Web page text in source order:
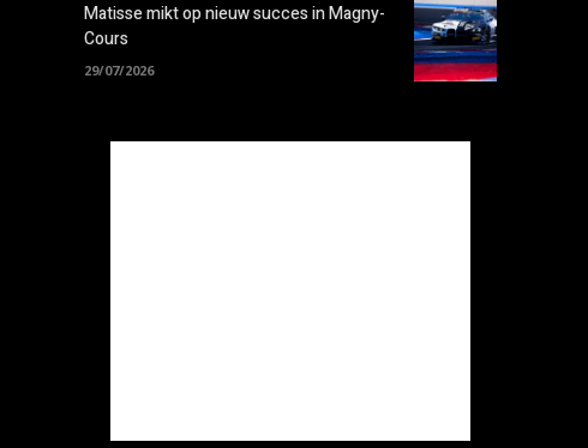
Matisse mikt op nieuw succes in Magny-
Cours
29/07/2026